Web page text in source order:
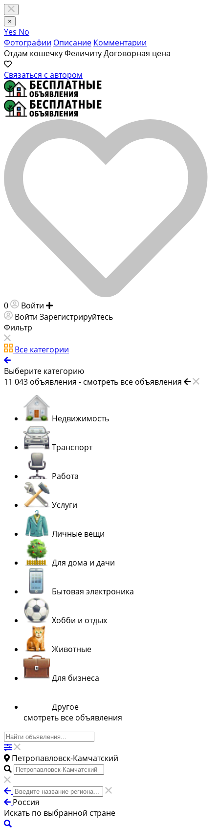
×
Yes No
Фотографии Описание Комментарии
Отдам кошечку ФеличитуДоговорная цена
Связаться с автором
0 Войти
Войти Зарегистрируйтесь
Фильтр
Все категории
Выберите категорию
11 043 объявления - смотреть все объявления
Недвижимость
Транспорт
Работа
Услуги
Личные вещи
Для дома и дачи
Бытовая электроника
Хобби и отдых
Животные
Для бизнеса
Другое
смотреть все объявления
Петропавловск-Камчатский
Россия
Искать по выбранной стране